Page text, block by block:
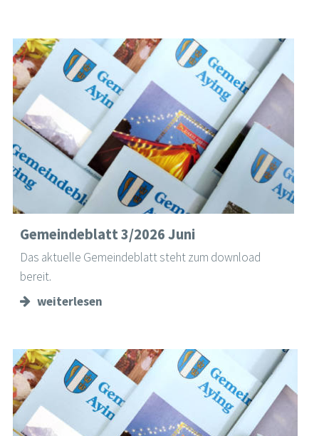
Gemeindeblatt 3/2026 Juni
Das aktuelle Gemeindeblatt steht zum download
bereit.
weiterlesen